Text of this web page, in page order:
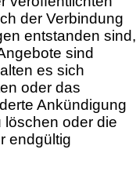
der Verbindung
entstanden sind,
sind
es sich
oder das
Ankündigung
oder die
endgültig